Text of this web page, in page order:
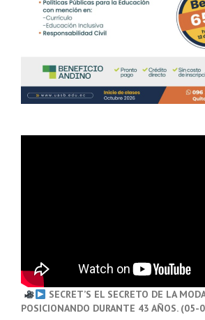
SECRET’S EL SECRETO DE LA
POSICIONANDO DURANTE 43 AÑOS.